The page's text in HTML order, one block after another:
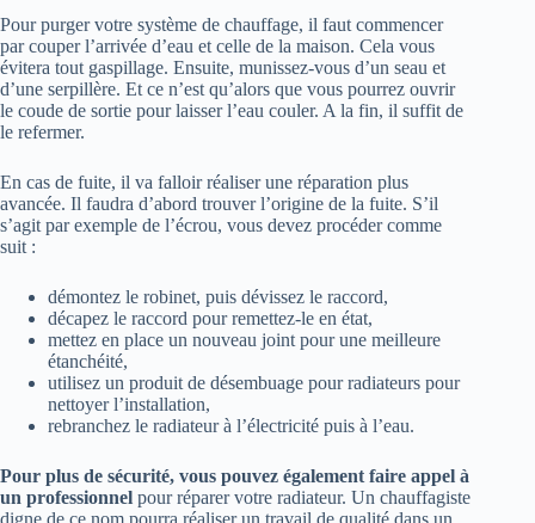
Pour purger votre système de chauffage, il faut commencer
par couper l’arrivée d’eau et celle de la maison. Cela vous
évitera tout gaspillage. Ensuite, munissez-vous d’un seau et
d’une serpillère. Et ce n’est qu’alors que vous pourrez ouvrir
le coude de sortie pour laisser l’eau couler. A la fin, il suffit de
le refermer.
En cas de fuite, il va falloir réaliser une réparation plus
avancée. Il faudra d’abord trouver l’origine de la fuite. S’il
s’agit par exemple de l’écrou, vous devez procéder comme
suit :
démontez le robinet, puis dévissez le raccord,
décapez le raccord pour remettez-le en état,
mettez en place un nouveau joint pour une meilleure
étanchéité,
utilisez un produit de désembuage pour radiateurs pour
nettoyer l’installation,
rebranchez le radiateur à l’électricité puis à l’eau.
Pour plus de sécurité, vous pouvez également faire appel à
un professionnel pour réparer votre radiateur. Un chauffagiste